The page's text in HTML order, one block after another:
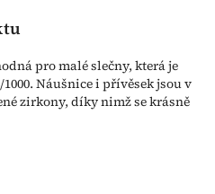
pro malé slečny, která je
Náušnice i přívěsek jsou v
zirkony, díky nimž se krásně